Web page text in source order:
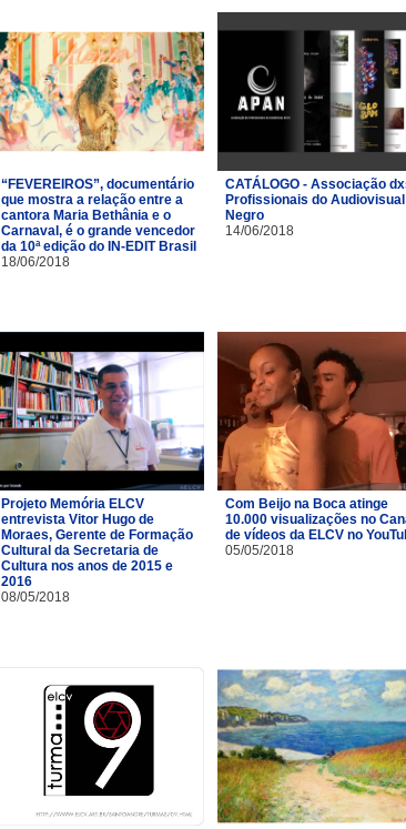
“FEVEREIROS”, documentário
que mostra a relação entre a
cantora Maria Bethânia e o
Carnaval, é o grande vencedor
da 10ª edição do IN-EDIT Brasil
18/06/2018
CATÁLOGO - Associação
Profissionais do Audiovisual
Negro
14/06/2018
Projeto Memória ELCV
entrevista Vitor Hugo de
Moraes, Gerente de Formação
Cultural da Secretaria de
Cultura nos anos de 2015 e
2016
08/05/2018
Com Beijo na Boca atinge
10.000 visualizações no
de vídeos da ELCV no
05/05/2018